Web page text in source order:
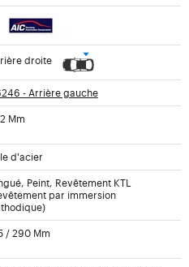
droite
- Arrière gauche
Mm
d'acier
Peint, Revêtement KTL
par immersion
/ 290 Mm